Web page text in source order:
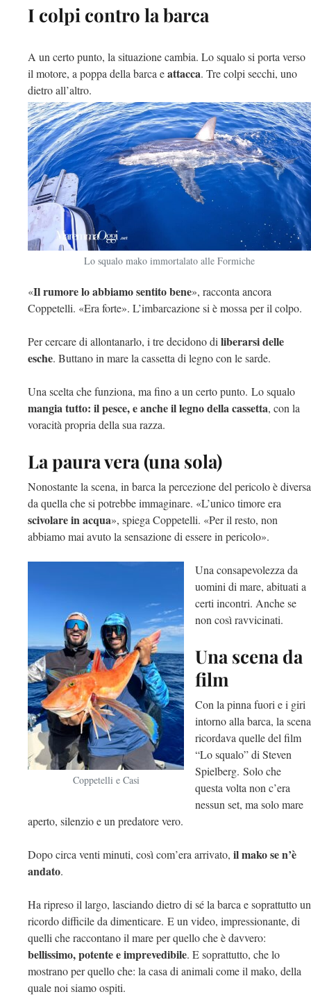
I colpi contro la barca
A un certo punto, la situazione cambia. Lo squalo si porta verso
il motore, a poppa della barca eattacca. Tre colpi secchi, uno
dietro all’altro.
Lo squalo mako immortalato alle Formiche
«Il rumore lo abbiamo sentito bene», racconta ancora
Coppetelli. «Era forte». L’imbarcazione si è mossa per il colpo.
Per cercare di allontanarlo, i tre decidono di liberarsi delle
esche. Buttano in mare la cassetta di legno con le sarde.
Una scelta che funziona, ma fino a un certo punto. Lo squalo
mangia tutto: il pesce, e anche il legno della cassetta, con la
voracità propria della sua razza.
La paura vera (una sola)
Nonostante la scena, in barca la percezione del pericolo è diversa
da quella che si potrebbe immaginare. «L’unico timore era
scivolare in acqua», spiega Coppetelli. «Per il resto, non
abbiamo mai avuto la sensazione di essere in pericolo».
Coppetelli e Casi
Una consapevolezza da
uomini di mare, abituati a
certi incontri. Anche se
non così ravvicinati.
Una scena da
film
Con la pinna fuori e i giri
intorno alla barca, la scena
ricordava quelle del film
“Lo squalo”di Steven
Spielberg. Solo che
questa volta non c’era
nessun set, ma solo mare
aperto, silenzio e un predatore vero.
Dopo circa venti minuti, così com’era arrivato, il mako se n’è
andato.
Ha ripreso il largo, lasciando dietro di sé la barca e soprattutto un
ricordo difficile da dimenticare. E un video, impressionante, di
quelli che raccontano il mare per quello che è davvero:
bellissimo, potente e imprevedibile. E soprattutto, che lo
mostrano per quello che: la casa di animali come il mako, della
quale noi siamo ospiti.